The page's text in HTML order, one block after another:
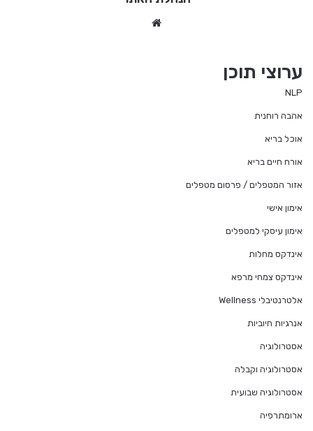
ערוצי תוכן
NLP
אהבה רוחנית
אוכל בריא
אורח חיים בריא
אזור המטפלים / פרסום מטפלים
אימון אישי
אימון עיסקי למטפלים
אינדקס מחלות
אינדקס צמחי מרפא
אלטרנטיבלי Wellness
אנרגיות חיוביות
אסטרולוגיה
אסטרולוגיה וקבלה
אסטרולוגיה שבועית
ארומתרפיה